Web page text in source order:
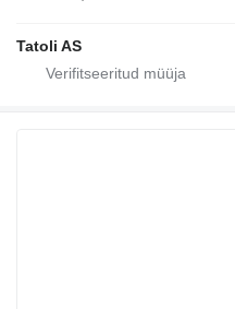
Tatoli AS